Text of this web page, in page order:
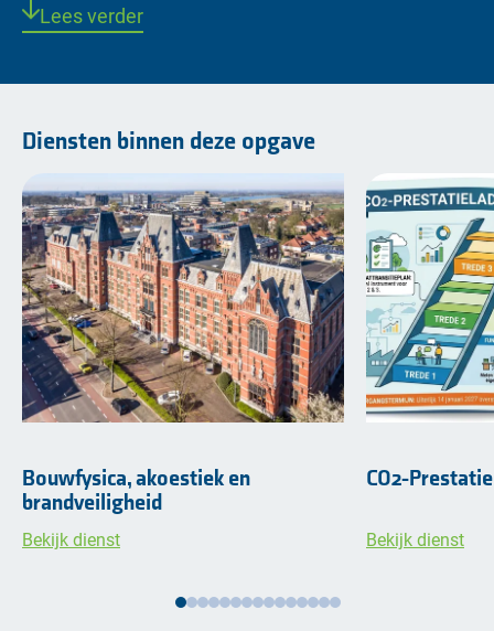
Lees verder
Diensten binnen deze opgave
Bouwfysica, akoestiek en
brandveiligheid
Bekijk dienst
CO2-
Bekijk dienst